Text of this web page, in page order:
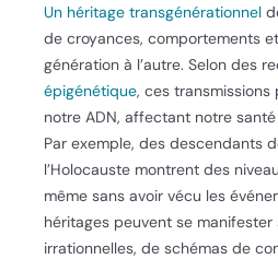
Un héritage transgénérationnel
de croyances, comportements
génération à l’autre. Selon des
épigénétique, ces
notre ADN, affectant notre
Par exemple, des descendants
l’Holocauste montrent des
même sans avoir vécu les
héritages peuvent se
irrationnelles, de schémas de